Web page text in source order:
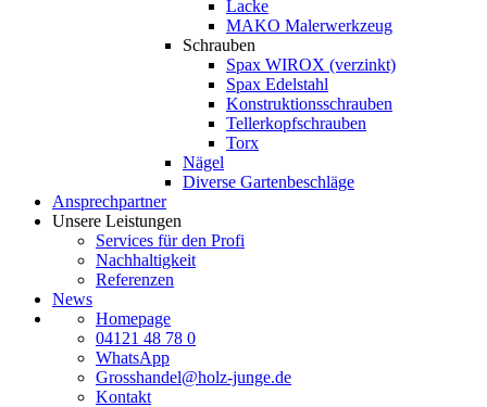
Lacke
MAKO Malerwerkzeug
Schrauben
Spax WIROX (verzinkt)
Spax Edelstahl
Konstruktionsschrauben
Tellerkopfschrauben
Torx
Nägel
Diverse Gartenbeschläge
Ansprechpartner
Unsere Leistungen
Services für den Profi
Nachhaltigkeit
Referenzen
News
Homepage
04121 48 78 0
WhatsApp
Grosshandel@holz-junge.de
Kontakt